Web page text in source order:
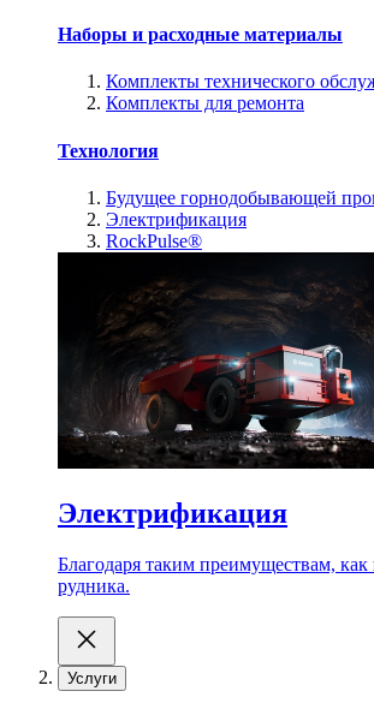
Наборы и расходные материалы
Комплекты технического
Комплекты для ремонта
Технология
Будущее горнодобывающей
Электрификация
RockPulse®
Электрификация
Благодаря таким преимуществам,
рудника.
Услуги